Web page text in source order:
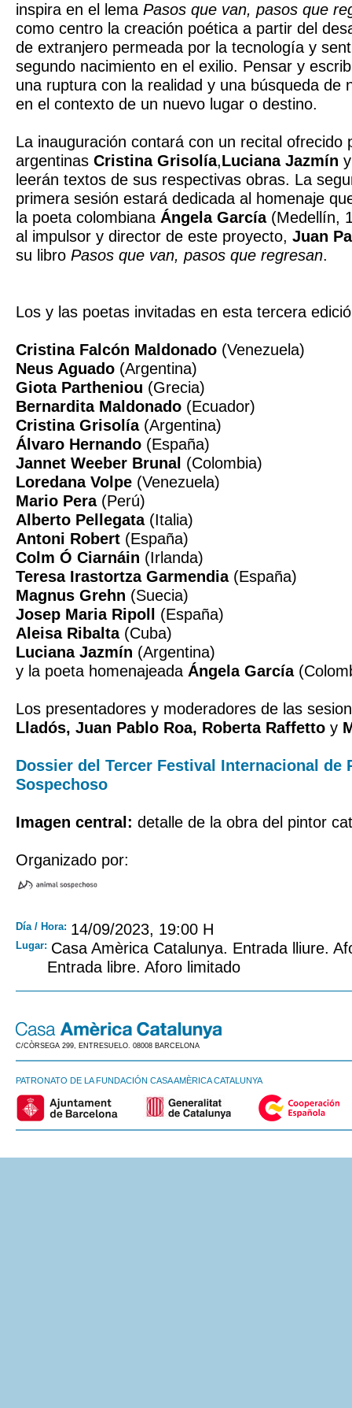
inspira en el lema Pasos que van, pasos que
como centro la creación poética a partir del
de extranjero permeada por la tecnología y
segundo nacimiento en el exilio. Pensar y
una ruptura con la realidad y una búsqueda de
en el contexto de un nuevo lugar o destino.
La inauguración contará con un recital ofrecido
argentinas Cristina Grisolía,Luciana Jazmín
leerán textos de sus respectivas obras. La
primera sesión estará dedicada al homenaje
la poeta colombiana Ángela García(Medellín,
al impulsor y director de este proyecto, Juan
su libro Pasos que van, pasos que regresan.
Los y las poetas invitadas en esta tercera
Cristina Falcón Maldonado (Venezuela)
Neus Aguado (Argentina)
Giota Partheniou (Grecia)
Bernardita Maldonado (Ecuador)
Cristina Grisolía(Argentina)
Álvaro Hernando (España)
Jannet Weeber Brunal (Colombia)
Loredana Volpe (Venezuela)
Mario Pera(Perú)
Alberto Pellegata(Italia)
Antoni Robert (España)
Colm Ó Ciarnáin (Irlanda)
Teresa Irastortza Garmendia(España)
Magnus Grehn (Suecia)
Josep Maria Ripoll
(España)
Aleisa Ribalta(Cuba)
Luciana Jazmín (Argentina)
y la poeta homenajeada Ángela García
Los presentadores y moderadores de las
Lladós, Juan Pablo Roa, Roberta Raffetto y
Dossier del Tercer Festival Internacional de
Sospechoso
Imagen central: detalle de la obra del pintor
Organizado por:
Día / Hora: 14/09/2023, 19:00 H
Lugar: Casa Amèrica Catalunya. Entrada lliure.
Entrada libre. Aforo limitado
C/CÒRSEGA 299, ENTRESUELO. 08008 BARCELONA
PATRONATO DE LA FUNDACIÓN CASA AMÈRICA CATALUNYA